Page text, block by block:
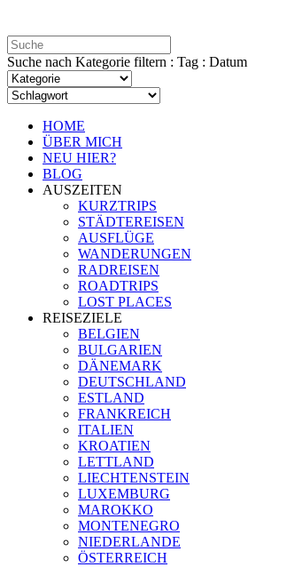
Suche nach Kategorie filtern : Tag : Datum
HOME
ÜBER MICH
NEU HIER?
BLOG
AUSZEITEN
KURZTRIPS
STÄDTEREISEN
AUSFLÜGE
WANDERUNGEN
RADREISEN
ROADTRIPS
LOST PLACES
REISEZIELE
BELGIEN
BULGARIEN
DÄNEMARK
DEUTSCHLAND
ESTLAND
FRANKREICH
ITALIEN
KROATIEN
LETTLAND
LIECHTENSTEIN
LUXEMBURG
MAROKKO
MONTENEGRO
NIEDERLANDE
ÖSTERREICH